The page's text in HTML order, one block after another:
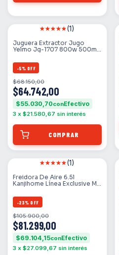
(1)
Juguera Extractor Jugo
Yelmo Jg-1707 800w 500ml
-5% OFF
$64.742,00
$68.150,00
$55.030,70con
3 x $21.580,67 sin interés
(1)
Freidora De Aire 6.5l
Kanjihome Línea Exclusive Ms
-23% OFF
$81.299,00
$105.900,00
$69.104,15con
3 x $27.099,67 sin interés